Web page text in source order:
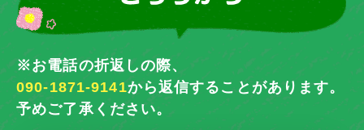
※お電話の折返しの際、
090-1871-9141から返信することがあります。
予めご了承ください。